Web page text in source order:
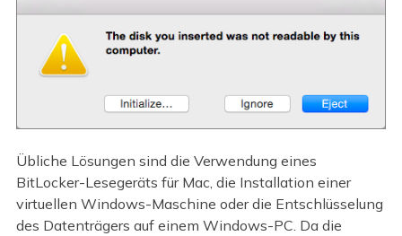
Übliche Lösungen sind die Verwendung eines
BitLocker-Lesegeräts für Mac, die Installation einer
virtuellen Windows-Maschine oder die Entschlüsselung
des Datenträgers auf einem Windows-PC. Da die